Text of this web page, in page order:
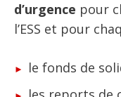
d’urgence pour
l’ESS et pour
le fonds de